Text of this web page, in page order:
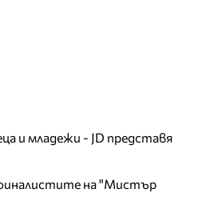
и младежи - JD представя
на "Мистър